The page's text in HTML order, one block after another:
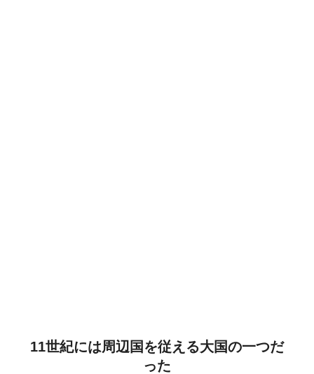
11世紀には周辺国を従える大国の一つだ
った